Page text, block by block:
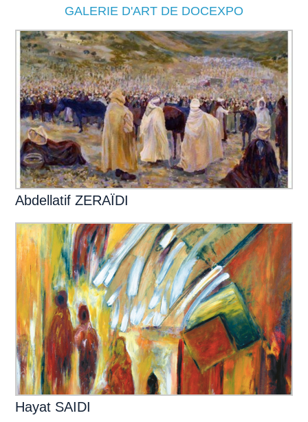
GALERIE D'ART DE DOCEXPO
Abdellatif ZERAÏDI
Hayat SAIDI